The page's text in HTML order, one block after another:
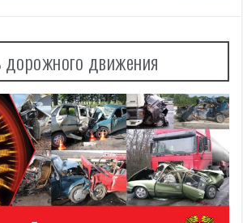
дорожного движения